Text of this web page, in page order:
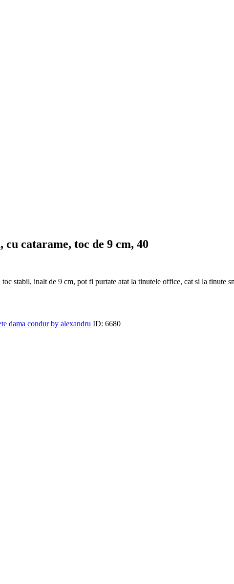
catarame, toc de 9 cm, 40
stabil, inalt de 9 cm, pot fi purtate atat la tinutele office, cat si la tinute
dama condur by alexandru ID: 6680